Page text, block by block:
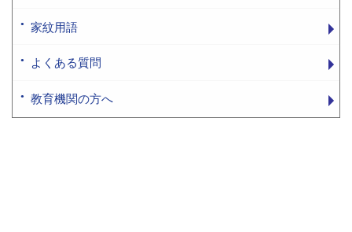
家紋用語
よくある質問
教育機関の方へ